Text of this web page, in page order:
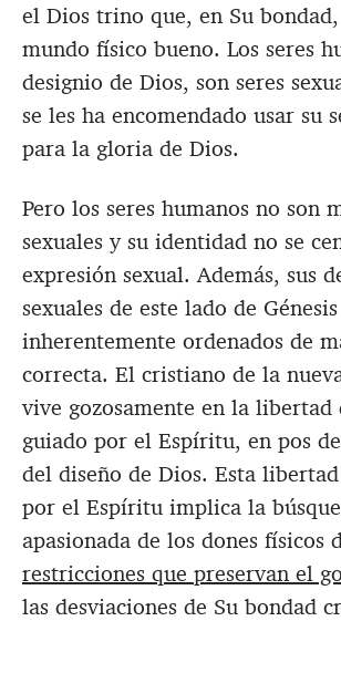
el Dios trino que, en Su
mundo físico bueno. Los seres
designio de Dios, son seres
se les ha encomendado usar su
para la gloria de Dios.
Pero los seres humanos no son
sexuales y su identidad no se
expresión sexual. Además, sus
sexuales de este lado de
inherentemente ordenados de
correcta. El cristiano de la
vive gozosamente en la libertad
guiado por el Espíritu, en pos
del diseño de Dios. Esta
por el Espíritu implica la
apasionada de los dones físicos
restricciones que preservan el
las desviaciones de Su bondad